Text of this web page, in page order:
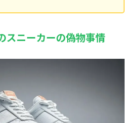
スニーカーの偽物事情